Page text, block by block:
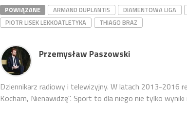
POWIĄZANE ARMAND DUPLANTIS DIAMENTOWA LIGA
PIOTR LISEK LEKKOATLETYKA
THIAGO BRAZ
Przemysław Paszowski
Dziennikarz radiowy i telewizyjny. W latach 2013-2016
Kocham, Nienawidzę". Sport to dla niego nie tylko